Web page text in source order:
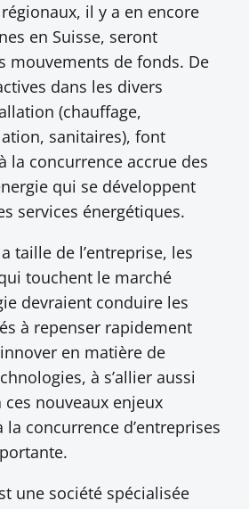
il y a en encore
en Suisse, seront
mouvements de fonds. De
dans les divers
(chauffage,
sanitaires), font
la concurrence accrue des
qui se développent
services énergétiques.
taille de l’entreprise, les
touchent le marché
devraient conduire les
à repenser rapidement
en matière de
à s’allier aussi
nouveaux enjeux
la concurrence d’entreprises
une société spécialisée